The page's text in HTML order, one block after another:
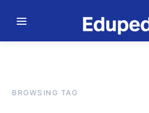
BROWSING TAG